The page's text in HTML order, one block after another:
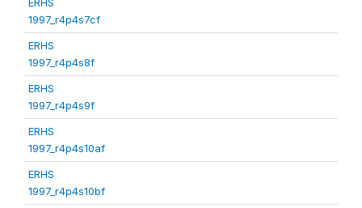
1997_r4p4s7cf
ERHS
1997_r4p4s8f
ERHS
1997_r4p4s9f
ERHS
1997_r4p4s10af
ERHS
1997_r4p4s10bf